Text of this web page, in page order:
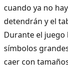
cuando ya no
detendrán y el
Durante el juego
símbolos
caer con